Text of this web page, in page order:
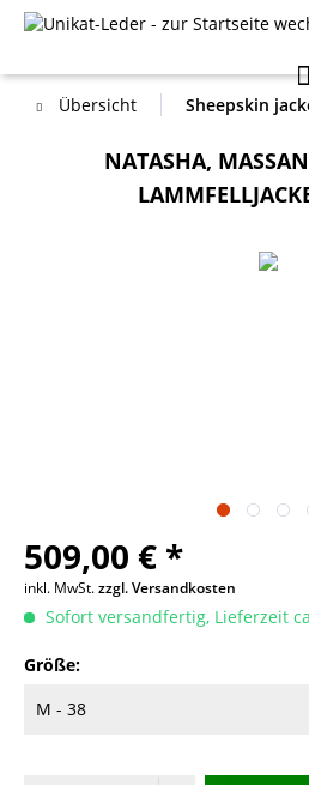
Übersicht Sheepskin
NATASHA,
509,00 € *
inkl. MwSt.zzgl. Versandkosten
Sofort versandfertig, Lieferzeit
Größe: